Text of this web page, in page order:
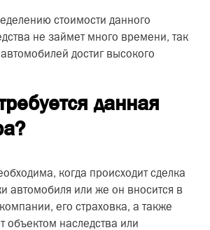
стоимости данного
не займет много времени, так
достиг высокого
данная
когда происходит сделка
автомобиля или же он вносится в
его страховка, а также
объектом наследства или